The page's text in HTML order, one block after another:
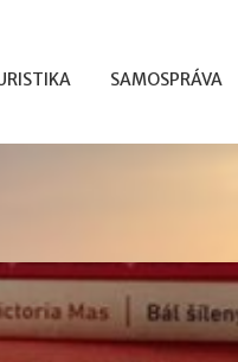
SAMOSPRÁVA